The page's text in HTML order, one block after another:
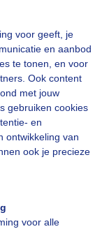
voor geeft, je
en aanbod
te tonen, en voor
Ook content
met jouw
gebruiken cookies
en
ontwikkeling van
ook je precieze
voor alle